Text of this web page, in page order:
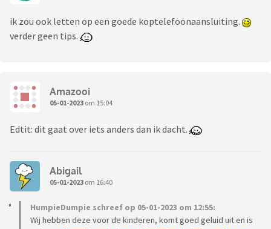
ik zou ook letten op een goede koptelefoonaansluiting.
verder geen tips.
Amazooi
05-01-2023 om 15:04
Edtit: dit gaat over iets anders dan ik dacht.
Abigail
05-01-2023 om 16:40
HumpieDumpie schreef op 05-01-2023 om 12:55:
Wij hebben deze voor de kinderen, komt goed geluid uit en is